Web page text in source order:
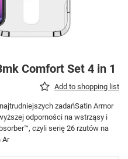
Comfort Set 4 in 1
Add to shopping list
zadańSatin Armor
odporności na wstrząsy i
czyli serię 26 rzutów na
Ar